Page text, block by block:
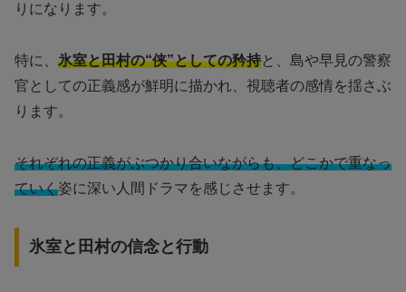
りになります。
特に、 氷室と田村の“侠”としての矜持と、島や早見の警察
官としての正義感が鮮明に描かれ、視聴者の感情を揺さぶ
ります。
それぞれの正義がぶつかり合いながらも、どこかで重なっ
ていく姿に深い人間ドラマを感じさせます。
氷室と田村の信念と行動